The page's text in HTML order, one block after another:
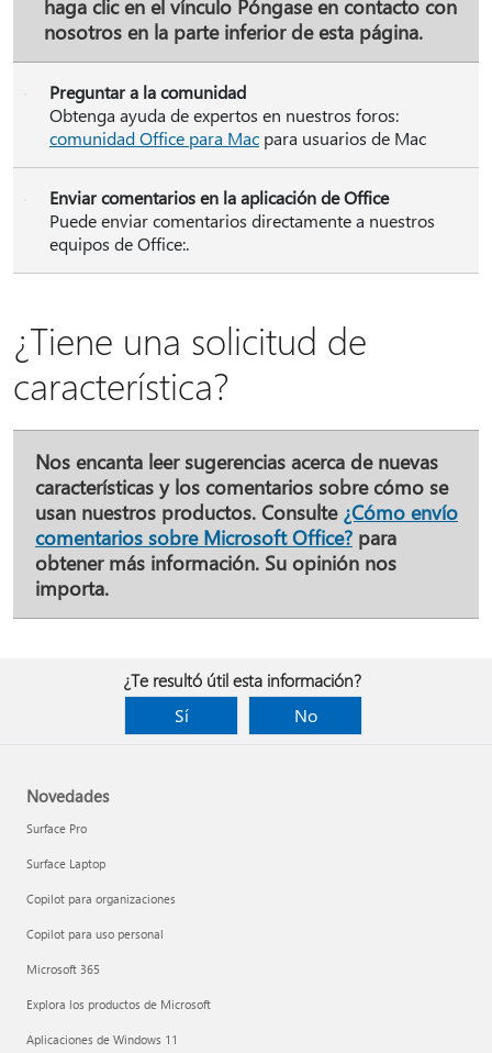
haga clic en el vínculo Póngase en contacto con
nosotros en la parte inferior de esta página.
Preguntar a la comunidad
Obtenga ayuda de expertos en nuestros foros:
comunidad Office para Mac para usuarios de Mac
Enviar comentarios en la aplicación de Office
Puede enviar comentarios directamente a nuestros
equipos de Office:.
¿Tiene una solicitud de
característica?
Nos encanta leer sugerencias acerca de nuevas
características y los comentarios sobre cómo se
usan nuestros productos. Consulte ¿Cómo envío
comentarios sobre Microsoft Office? para
obtener más información. Su opinión nos
importa.
¿Te resultó útil esta información?
Sí
No
Novedades
Surface Pro
Surface Laptop
Copilot para organizaciones
Copilot para uso personal
Microsoft 365
Explora los productos de Microsoft
Aplicaciones de Windows 11